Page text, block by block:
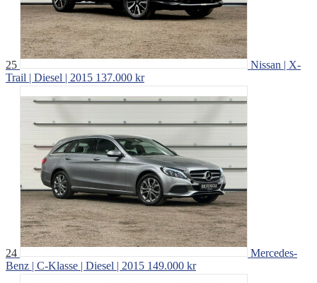
25
Nissan | X-
Trail | Diesel | 2015 137.000 kr
24
Mercedes-
Benz | C-Klasse | Diesel | 2015 149.000 kr